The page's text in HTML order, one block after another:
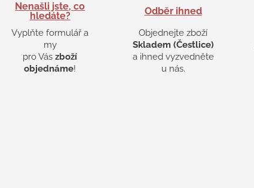
Nenašli jste, co
hledáte?
Vyplňte formulář a
my
pro Vászboží
objednáme!
Odběr ihned
Objednejte zboží
Skladem (Čestlice)
a ihned vyzvedněte
u nás.